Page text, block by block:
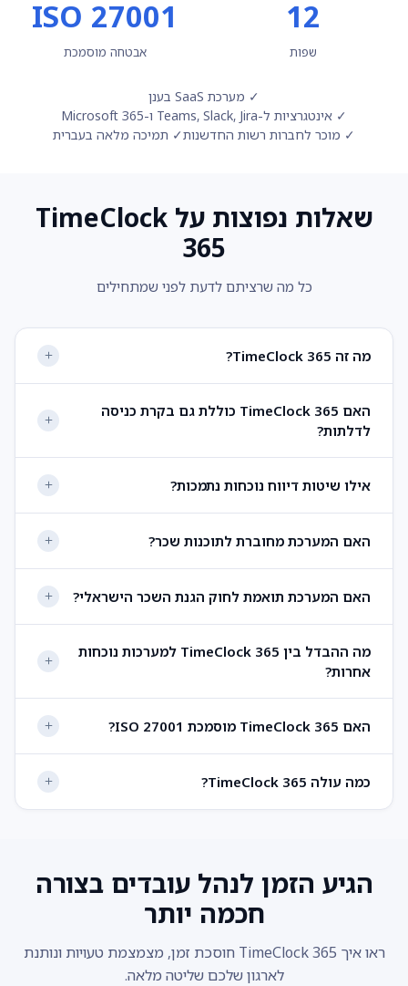
12
שפות
ISO 27001
אבטחה מוסמכת
✓ מערכת SaaS בענן
✓ אינטגרציות ל-Teams, Slack, Jira ו-Microsoft 365
✓ מוכר לחברות רשות החדשנות✓ תמיכה מלאה בעברית
שאלות נפוצות על TimeClock
365
כל מה שרציתם לדעת לפני שמתחילים
מה זה TimeClock 365?
האם TimeClock 365 כוללת גם בקרת כניסה
לדלתות?
אילו שיטות דיווח נוכחות נתמכות?
האם המערכת מחוברת לתוכנות שכר?
האם המערכת תואמת לחוק הגנת השכר הישראלי?
מה ההבדל בין TimeClock 365 למערכות נוכחות
אחרות?
האם TimeClock 365 מוסמכת ISO 27001?
כמה עולה TimeClock 365?
הגיע הזמן לנהל עובדים בצורה
חכמה יותר
ראו איך TimeClock 365 חוסכת זמן, מצמצמת טעויות ונותנת
לארגון שלכם שליטה מלאה.